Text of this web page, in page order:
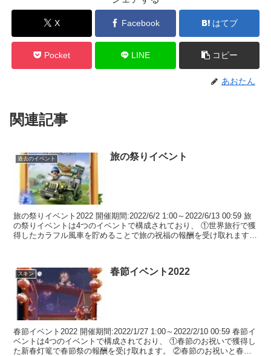
X Facebook はてブ
Pocket LINE コピー
あおたん
関連記事
過去のイベント 旅の祭りイベント
旅の祭りイベント2022 開催期間:2022/6/2 1:00～2022/6/13 00:59 旅
の祭りイベントは4つのイベントで構成されており、 ①世界旅行で獲
得したカラフル風車を貯めることで旅の祝福の報酬を受け取れます。
スキン 春節イベント2022
春節イベント2022 開催期間:2022/1/27 1:00～2022/2/10 00:59 春節イ
ベントは4つのイベントで構成されており、 ①春節のお祝いで獲得し
た新春灯篭で春節祭の報酬を受け取れます。 ②春節のお祝いと春節